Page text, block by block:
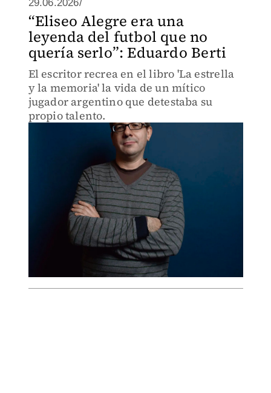
29.06.2026/
“Eliseo Alegre era una
leyenda del futbol que no
quería serlo”: Eduardo Berti
El escritor recrea en el libro 'La estrella
y la memoria' la vida de un mítico
jugador argentino que detestaba su
propio talento.